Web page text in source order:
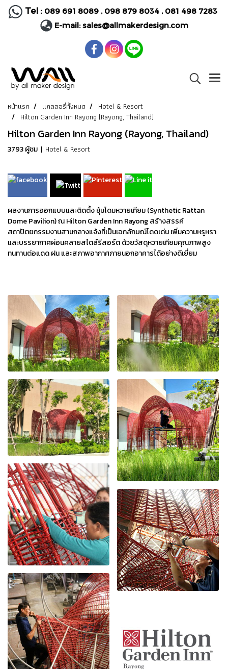
Tel : 089 691 8089, 098 879 8034 , 081 498 7283
E-mail:sales@allmakerdesign.com
หน้าแรก แกลลอรี่ทั้งหมด
Hotel & Resort
Hilton Garden Inn Rayong (Rayong, Thailand)
Hilton Garden Inn Rayong (Rayong, Thailand)
3793 ผู้ชม | Hotel & Resort
ผลงานการออกแบบและติดตั้ง ซุ้มโดมหวายเทียม (Synthetic Rattan
Dome Pavilion) ณ Hilton Garden Inn Rayong สร้างสรรค์
สถาปัตยกรรมงานสานกลางแจ้งที่เป็นเอกลักษณ์โดดเด่น เพิ่มความหรูหรา
และบรรยากาศผ่อนคลายสไตล์รีสอร์ต ด้วยวัสดุหวายเทียมคุณภาพสูง
ทนทานต่อแดด ฝน และสภาพอากาศภายนอกอาคารได้อย่างดีเยี่ยม